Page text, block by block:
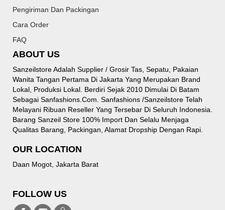
Pengiriman Dan Packingan
Cara Order
FAQ
ABOUT US
Sanzeilstore Adalah Supplier / Grosir Tas, Sepatu, Pakaian
Wanita Tangan Pertama Di Jakarta Yang Merupakan Brand
Lokal, Produksi Lokal. Berdiri Sejak 2010 Dimulai Di Batam
Sebagai Sanfashions.com. Sanfashions /sanzeilstore Telah
Melayani Ribuan Reseller Yang Tersebar Di Seluruh Indonesia.
Barang Sanzeil Store 100% Import Dan Selalu Menjaga
Qualitas Barang, Packingan, Alamat Dropship Dengan Rapi.
OUR LOCATION
Daan Mogot, Jakarta Barat
FOLLOW US